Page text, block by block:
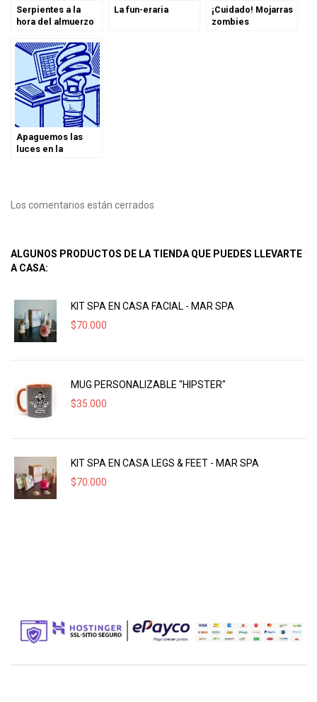
Serpientes a la
hora del almuerzo
La fun-eraria
¡Cuidado! Mojarras
zombies
Apaguemos las
luces en la
Los comentarios están cerrados
ALGUNOS PRODUCTOS DE LA TIENDA QUE PUEDES LLEVARTE
A CASA:
KIT SPA EN CASA FACIAL - MAR SPA
$70.000
MUG PERSONALIZABLE "HIPSTER"
$35.000
KIT SPA EN CASA LEGS & FEET - MAR SPA
$70.000